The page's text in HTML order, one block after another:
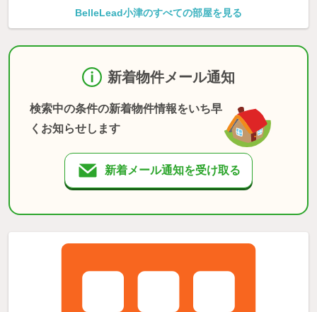
BelleLead小津のすべての部屋を見る
新着物件メール通知
検索中の条件の新着物件情報をいち早
くお知らせします
新着メール通知を受け取る